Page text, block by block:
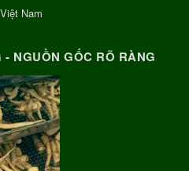
Nam
NGUỒN GỐC RÕ RÀNG